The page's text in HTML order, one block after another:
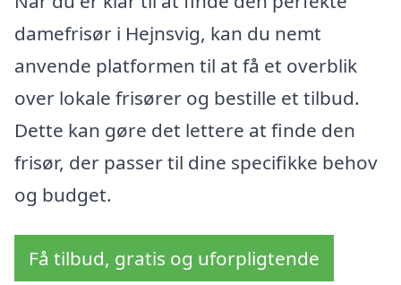
damefrisør i Hejnsvig, kan du nemt
anvende platformen til at få et overblik
over lokale frisører og bestille et tilbud.
Dette kan gøre det lettere at finde den
frisør, der passer til dine specifikke behov
og budget.
Få tilbud, gratis og uforpligtende